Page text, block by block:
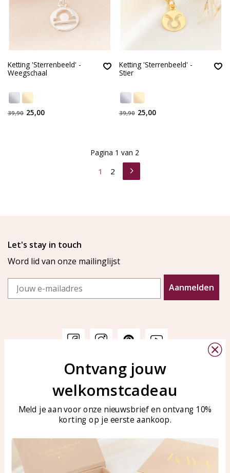
Ketting 'Sterrenbeeld' -
Weegschaal
39,90 25,00
Ketting 'Sterrenbeeld' -
Stier
39,90 25,00
1 2
Pagina 1 van 2
Let's stay in touch
Word lid van onze mailinglijst
Email
Aanmelden
Veelgestelde vragen
Sieraden onderhouden
KAYA Sieraden
Bellen of WhatsApp Ma-Vr
tussen 09:00-17:00
Tel: 0850003187
WhatsApp: 0850003187
klantenservice@kayasierade
Ontvang jouw
welkomstcadeau
Meld je aan voor onze nieuwsbrief en ontvang 10%
korting op je eerste aankoop.